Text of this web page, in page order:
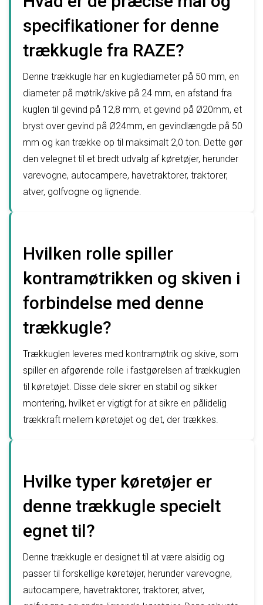
specifikationer for denne
trækkugle fra RAZE?
Denne trækkugle har en kuglediameter på 50 mm, en
diameter på møtrik/skive på 24 mm, en afstand fra
kuglen til gevind på 12,8 mm, et gevind på Ø20mm, et
bryst over gevind på Ø24mm, en gevindlængde på 50
mm og kan trække op til maksimalt 2,0 ton. Dette gør
den velegnet til et bredt udvalg af køretøjer, herunder
varevogne, autocampere, havetraktorer, traktorer,
atver, golfvogne og lignende.
Hvilken rolle spiller
kontramøtrikken og skiven i
forbindelse med denne
trækkugle?
Trækkuglen leveres med kontramøtrik og skive, som
spiller en afgørende rolle i fastgørelsen af trækkuglen
til køretøjet. Disse dele sikrer en stabil og sikker
montering, hvilket er vigtigt for at sikre en pålidelig
trækkraft mellem køretøjet og det, der trækkes.
Hvilke typer køretøjer er
denne trækkugle specielt
egnet til?
Denne trækkugle er designet til at være alsidig og
passer til forskellige køretøjer, herunder varevogne,
autocampere, havetraktorer, traktorer, atver,